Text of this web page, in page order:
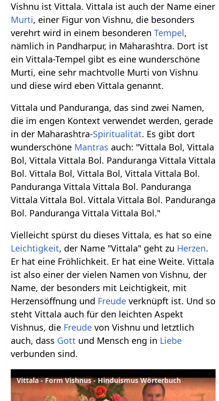
Vishnu ist Vittala. Vittala ist auch der Name einer
Murti, einer Figur von Vishnu, die besonders
verehrt wird in einem besonderenTempel,
nämlich in Pandharpur, in Maharashtra. Dort ist
ein Vittala-Tempel gibt es eine wunderschöne
Murti, eine sehr machtvolle Murti von Vishnu
und diese wird eben Vittala genannt.
Vittala und Panduranga, das sind zwei Namen,
die im engen Kontext verwendet werden, gerade
in der Maharashtra-Spiritualität. Es gibt dort
wunderschöne Mantras auch: "Vittala Bol, Vittala
Bol, Vittala Vittala Bol. Panduranga Vittala Vittala
Bol. Vittala Bol, Vittala Bol, Vittala Vittala Bol.
Panduranga Vittala Vittala Bol. Panduranga
Vittala Vittala Bol. Vittala Vittala Bol. Panduranga
Bol. Panduranga Vittala Vittala Bol."
Vielleicht spürst du dieses Vittala, es hat so eine
Leichtigkeit, der Name "Vittala" geht zu Herzen.
Er hat eine Fröhlichkeit. Er hat eine Weite. Vittala
ist also einer der vielen Namen von Vishnu, der
Name, der besonders mit Leichtigkeit, mit
Herzensöffnung und Freude verknüpft ist. Und so
steht Vittala auch für den leichten Aspekt
Vishnus, die Freude von Vishnu und letztlich
auch, dass Gott und Mensch eng in Liebe
verbunden sind.
Vittala - Form Vishnus - Hinduismus Wörterbuch